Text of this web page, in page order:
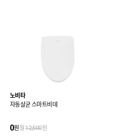
노비타
자동살균 스마트비데
0원월12,500원